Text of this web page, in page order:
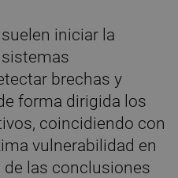
iniciar la
brechas y
forma dirigida los
coincidiendo con
vulnerabilidad en
de las conclusiones